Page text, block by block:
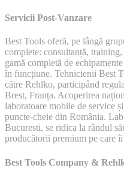
Servicii Post-Vanzare
Best Tools oferă, pe lângă
complete: consultanță,
gamă completă de
în funcțiune. Tehnicienii Best
către Rehlko, participând
Brest, Franța. Acoperirea
laboratoare mobile de service
puncte-cheie din România.
Bucuresti, se ridica la rândul
producătorii premium pe care îi
Best Tools Company &